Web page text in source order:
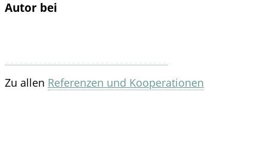
Autor bei
Zu allen Referenzen und Kooperationen